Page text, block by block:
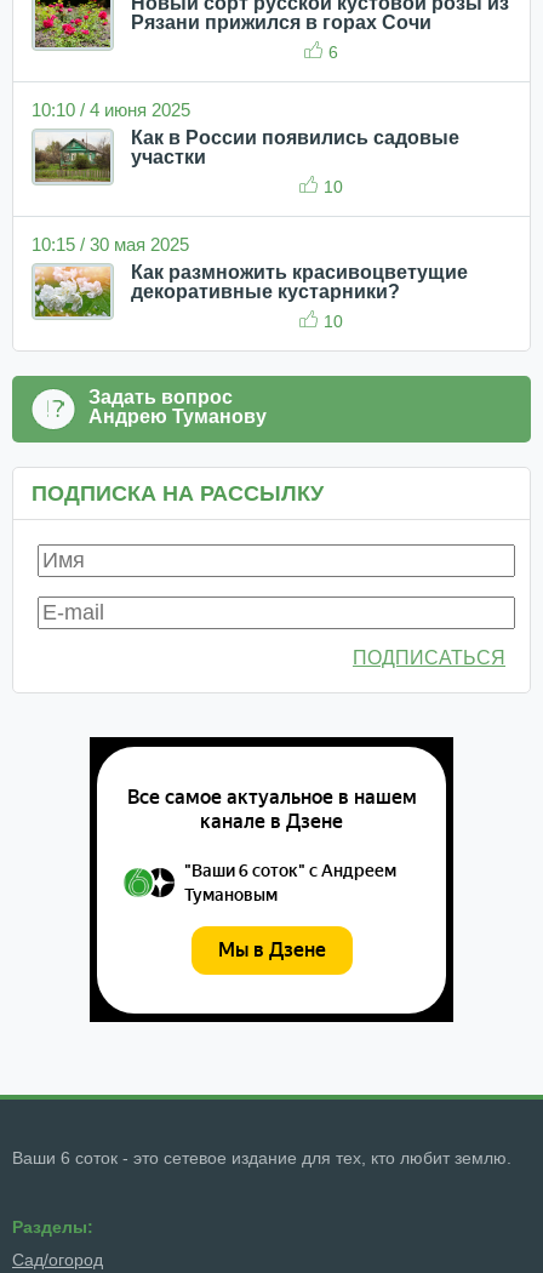
Рязани прижился в горах Сочи
6
10:10 / 4 июня 2025
Как в России появились садовые
участки
10
10:15 / 30 мая 2025
Как размножить красивоцветущие
декоративные кустарники?
10
Задать вопрос
Андрею Туманову
ПОДПИСКА НА РАССЫЛКУ
ПОДПИСАТЬСЯ
Ваши 6 соток - это сетевое издание для тех, кто любит землю.
Разделы:
Сад/огород